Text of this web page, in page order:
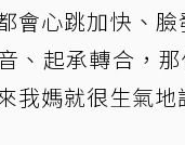
會心跳加快、
、起承轉合，
我媽就很生氣地